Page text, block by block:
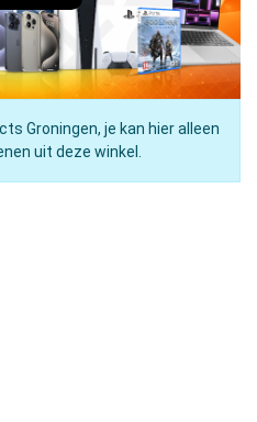
Groningen, je kan hier alleen
uit deze winkel.